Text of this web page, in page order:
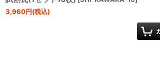
3,960円(税込)